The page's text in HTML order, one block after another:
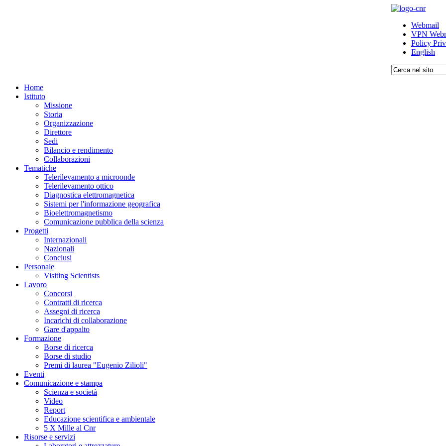
Webmail
VPN
Policy
English
Home
Istituto
Missione
Storia
Organizzazione
Direttore
Sedi
Bilancio e rendimento
Collaborazioni
Tematiche
Telerilevamento a microonde
Telerilevamento ottico
Diagnostica elettromagnetica
Sistemi per l'informazione geografica
Bioelettromagnetismo
Comunicazione pubblica della scienza
Progetti
Internazionali
Nazionali
Conclusi
Personale
Visiting Scientists
Lavoro
Concorsi
Contratti di ricerca
Assegni di ricerca
Incarichi di collaborazione
Gare d'appalto
Formazione
Borse di ricerca
Borse di studio
Premi di laurea "Eugenio Zilioli"
Eventi
Comunicazione e stampa
Scienza e società
Video
Report
Educazione scientifica e ambientale
5 X Mille al Cnr
Risorse e servizi